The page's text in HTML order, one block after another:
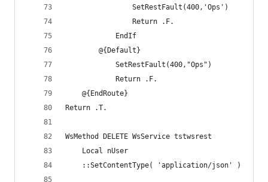
                SetRestFault(400,'Ops')
                Return .F.
            EndIf
        @{Default}
            SetRestFault(400,"Ops")
            Return .F.
    @{EndRoute}
Return .T.
WsMethod DELETE WsService tstwsrest
    Local nUser
    ::SetContentType( 'application/json' )